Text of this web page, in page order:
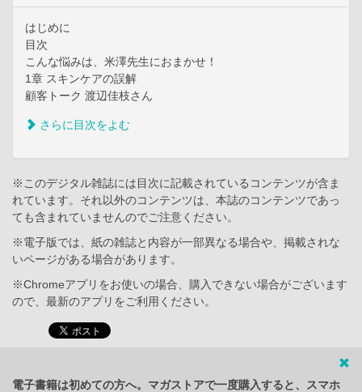
はじめに
目次
こんな悩みは、米澤先生におまかせ！
1章 スキンケアの誤解
顧客トーク 渡辺佳枝さん
さらに目次をよむ
※このデジタル雑誌には目次に記載されているコンテンツが含ま
れています。それ以外のコンテンツは、本誌のコンテンツであっ
ても含まれていませんのでご注意ください。
※電子版では、紙の雑誌と内容が一部異なる場合や、掲載されな
いページがある場合があります。
※Chromeアプリをお使いの場合、購入できない場合がございます
ので、最新のアプリをご利用ください。
電子書籍は初めての方へ。マガストアで一度購入すると、スマホ